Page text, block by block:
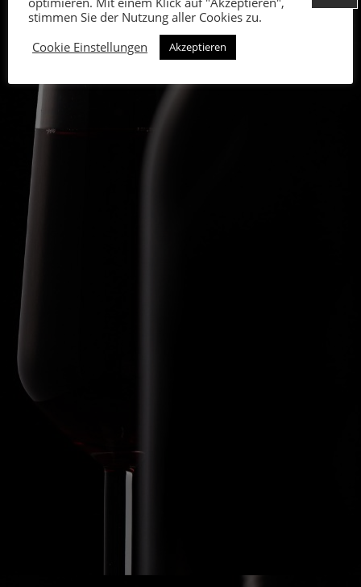
stimmen Sie der Nutzung aller Cookies zu.
Cookie Einstellungen
Akzeptieren